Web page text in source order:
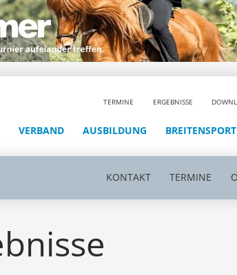
TERMINE ERGEBNISSE
VERBAND AUSBILDUNG BREITENSPORT
KONTAKT TERMINE